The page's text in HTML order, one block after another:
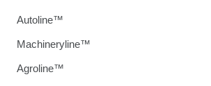
Autoline™
Machineryline™
Agroline™